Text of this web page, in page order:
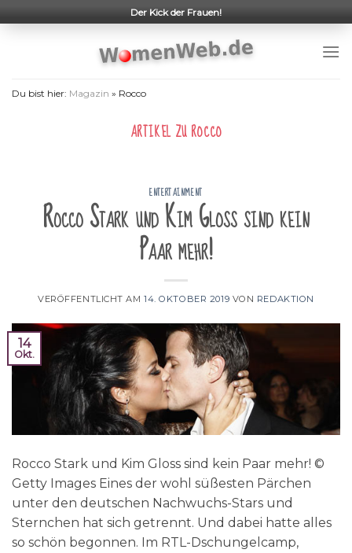
to
Der Kick der Frauen!
Du bist hier: Magazin » Rocco
ARTIKEL ZUROCCO
ENTERTAINMENT
Rocco Stark und Kim Gloss sind kein
Paar mehr!
VERÖFFENTLICHT AM14. OKTOBER 2019 VON REDAKTION
14
Okt.
Rocco Stark und Kim Gloss sind kein Paar mehr! ©
Getty Images Eines der wohl süßesten Pärchen
unter den deutschen Nachwuchs-Stars und
Sternchen hat sich getrennt. Und dabei hatte alles
so schön begonnen. Im RTL-Dschungelcamp,